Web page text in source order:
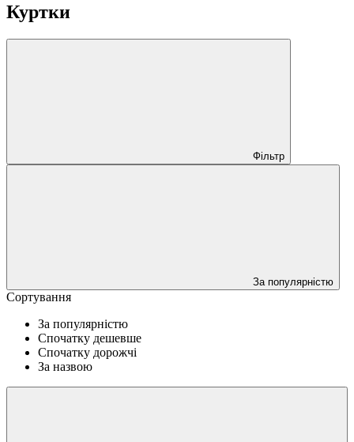
Куртки
Фільтр
За популярністю
Сортування
За популярністю
Спочатку дешевше
Спочатку дорожчі
За назвою